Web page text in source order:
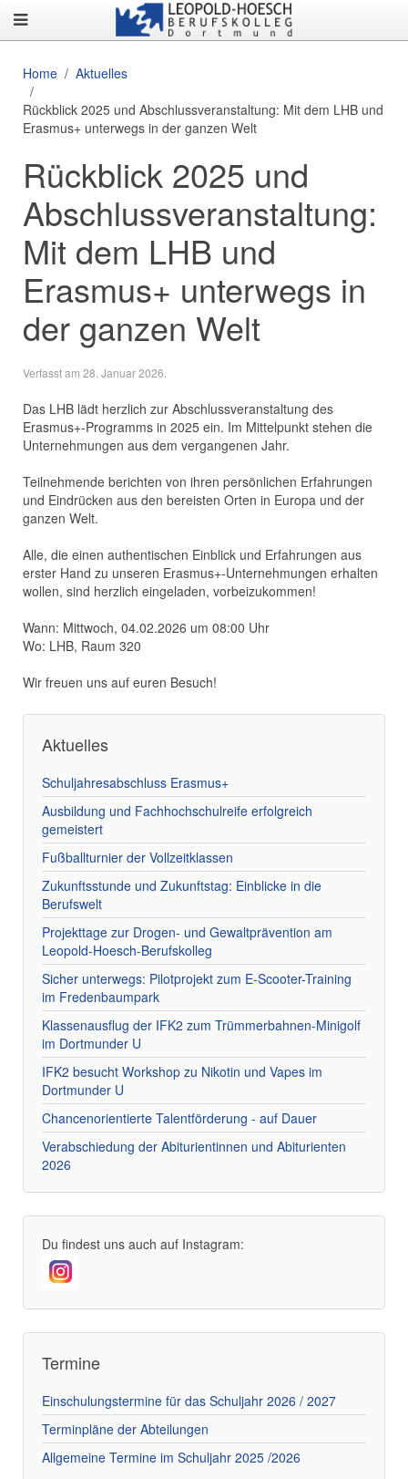
Home
Aktuelles
Rückblick 2025 und Abschlussveranstaltung: Mit dem LHB und
Erasmus+ unterwegs in der ganzen Welt
Rückblick 2025 und
Abschlussveranstaltung:
Mit dem LHB und
Erasmus+ unterwegs in
der ganzen Welt
Verfasst am 28. Januar 2026
Das LHB lädt herzlich zur Abschlussveranstaltung des
Erasmus+-Programms in 2025 ein. Im Mittelpunkt stehen die
Unternehmungen aus dem vergangenen Jahr.
Teilnehmende berichten von ihren persönlichen Erfahrungen
und Eindrücken aus den bereisten Orten in Europa und der
ganzen Welt.
Alle, die einen authentischen Einblick und Erfahrungen aus
erster Hand zu unseren Erasmus+-Unternehmungen erhalten
wollen, sind herzlich eingeladen, vorbeizukommen!
Wann: Mittwoch, 04.02.2026 um 08:00 Uhr
Wo: LHB, Raum 320
Wir freuen uns auf euren Besuch!
Aktuelles
Schuljahresabschluss Erasmus+
Ausbildung und Fachhochschulreife erfolgreich
gemeistert
Fußballturnier der Vollzeitklassen
Zukunftsstunde und Zukunftstag: Einblicke in die
Berufswelt
Projekttage zur Drogen- und Gewaltprävention am
Leopold-Hoesch-Berufskolleg
Sicher unterwegs: Pilotprojekt zum E-Scooter-Training
im Fredenbaumpark
Klassenausflug der IFK2 zum Trümmerbahnen-Minigolf
im Dortmunder U
IFK2 besucht Workshop zu Nikotin und Vapes im
Dortmunder U
Chancenorientierte Talentförderung - auf Dauer
Verabschiedung der Abiturientinnen und Abiturienten
2026
Du findest uns auch auf Instagram:
Termine
Einschulungstermine für das Schuljahr 2026 / 2027
Terminpläne der Abteilungen
Allgemeine Termine im Schuljahr 2025 /2026